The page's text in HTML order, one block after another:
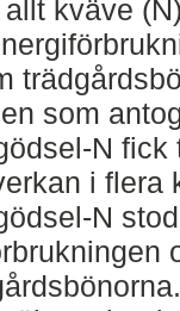
allt kväve
som
N fick
i flera
N